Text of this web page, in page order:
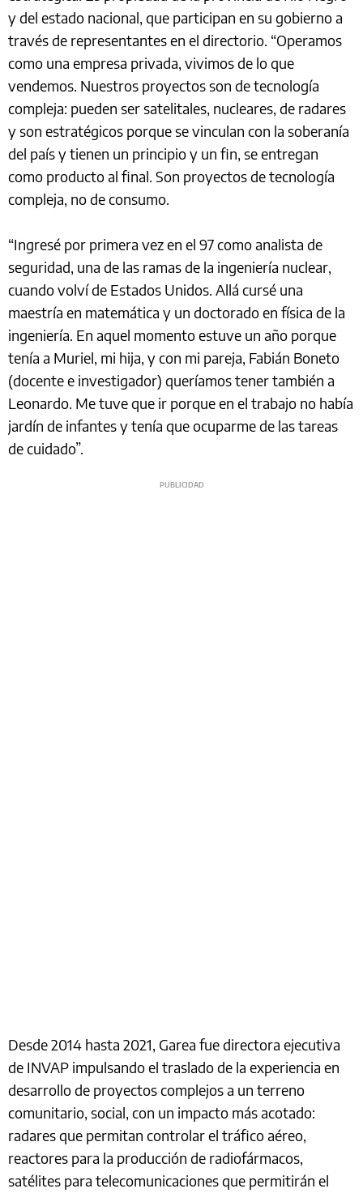
y del estado nacional, que participan en su gobierno a
través de representantes en el directorio. “Operamos
como una empresa privada, vivimos de lo que
vendemos. Nuestros proyectos son de tecnología
compleja: pueden ser satelitales, nucleares, de radares
y son estratégicos porque se vinculan con la soberanía
del país y tienen un principio y un fin, se entregan
como producto al final. Son proyectos de tecnología
compleja, no de consumo.
“Ingresé por primera vez en el 97 como analista de
seguridad, una de las ramas de la ingeniería nuclear,
cuando volví de Estados Unidos. Allá cursé una
maestría en matemática y un doctorado en física de la
ingeniería. En aquel momento estuve un año porque
tenía a Muriel, mi hija, y con mi pareja, Fabián Boneto
(docente e investigador) queríamos tener también a
Leonardo. Me tuve que ir porque en el trabajo no había
jardín de infantes y tenía que ocuparme de las tareas
de cuidado”.
Desde 2014 hasta 2021, Garea fue directora ejecutiva
de INVAP impulsando el traslado de la experiencia en
desarrollo de proyectos complejos a un terreno
comunitario, social, con un impacto más acotado:
radares que permitan controlar el tráfico aéreo,
reactores para la producción de radiofármacos,
satélites para telecomunicaciones que permitirán el